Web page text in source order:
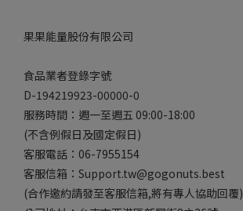
果果能量股份有限公司
食品業者登錄字號
D-194219923-00000-0
服務時間：週一至週五 09:00-18:00
(不含例假日及國定假日)
客服電話：06-7955154
客服信箱：Support.tw@gogonuts.best
(合作邀約請發至客服信箱,將有專人協助回覆)